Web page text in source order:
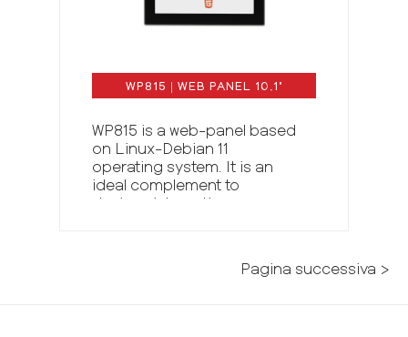
WP815 | WEB PANEL 10.1"
WP815 is a web-panel based
on Linux-Debian 11
operating system. It is an
ideal complement to
devices integrating
as an optimal interface forPagina successiva >